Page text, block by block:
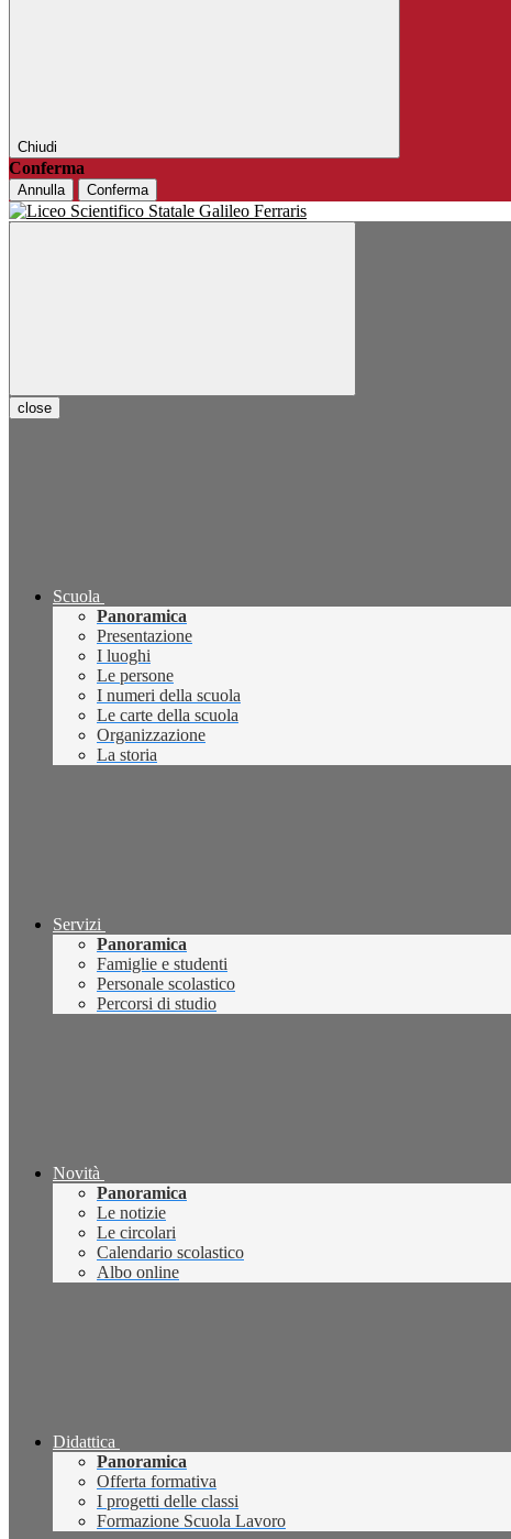
Chiudi
Conferma
Annulla Conferma
close
Scuola
Panoramica
Presentazione
I luoghi
Le persone
I numeri della scuola
Le carte della scuola
Organizzazione
La storia
Servizi
Panoramica
Famiglie e studenti
Personale scolastico
Percorsi di studio
Novità
Panoramica
Le notizie
Le circolari
Calendario scolastico
Albo online
Didattica
Panoramica
Offerta formativa
I progetti delle classi
Formazione Scuola Lavoro